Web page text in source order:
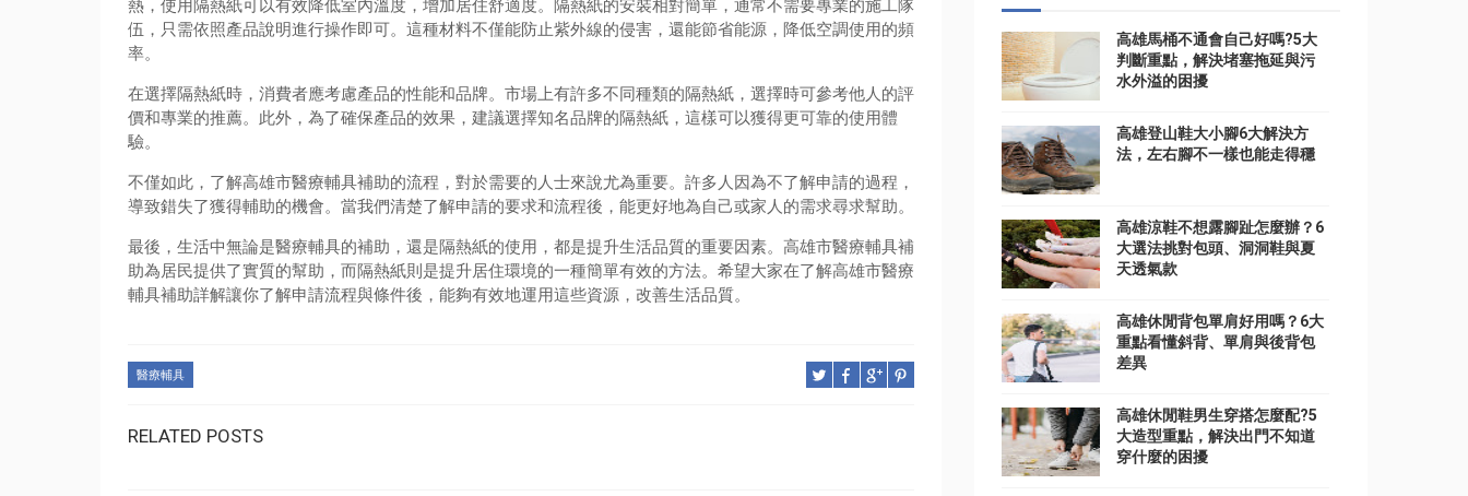
熱，使用隔熱紙可以有效降低室內溫度，增加居住舒適度。隔熱紙的安裝相對簡單，通常不需要專業的施工隊
伍，只需依照產品說明進行操作即可。這種材料不僅能防止紫外線的侵害，還能節省能源，降低空調使用的頻
率。
在選擇隔熱紙時，消費者應考慮產品的性能和品牌。市場上有許多不同種類的隔熱紙，選擇時可參考他人的評
價和專業的推薦。此外，為了確保產品的效果，建議選擇知名品牌的隔熱紙，這樣可以獲得更可靠的使用體
驗。
不僅如此，了解高雄市醫療輔具補助的流程，對於需要的人士來說尤為重要。許多人因為不了解申請的過程，
導致錯失了獲得輔助的機會。當我們清楚了解申請的要求和流程後，能更好地為自己或家人的需求尋求幫助。
最後，生活中無論是醫療輔具的補助，還是隔熱紙的使用，都是提升生活品質的重要因素。高雄市醫療輔具補
助為居民提供了實質的幫助，而隔熱紙則是提升居住環境的一種簡單有效的方法。希望大家在了解高雄市醫療
輔具補助詳解讓你了解申請流程與條件後，能夠有效地運用這些資源，改善生活品質。
醫療輔具
RELATED POSTS
高雄馬桶不通會自己好嗎?5大
判斷重點，解決堵塞拖延與污
水外溢的困擾
高雄登山鞋大小腳6大解決方
法，左右腳不一樣也能走得穩
高雄涼鞋不想露腳趾怎麼辦？6
大選法挑對包頭、洞洞鞋與夏
天透氣款
高雄休閒背包單肩好用嗎？6大
重點看懂斜背、單肩與後背包
差異
高雄休閒鞋男生穿搭怎麼配?5
大造型重點，解決出門不知道
穿什麼的困擾